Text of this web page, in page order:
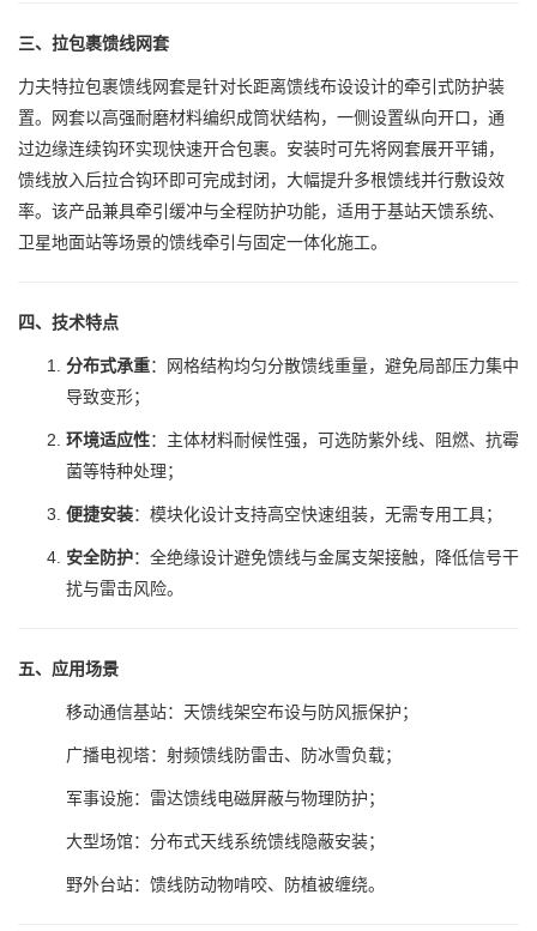
三、拉包裹馈线网套
力夫特拉包裹馈线网套是针对长距离馈线布设设计的牵引式防护装
置。网套以高强耐磨材料编织成筒状结构，一侧设置纵向开口，通
过边缘连续钩环实现快速开合包裹。安装时可先将网套展开平铺，
馈线放入后拉合钩环即可完成封闭，大幅提升多根馈线并行敷设效
率。该产品兼具牵引缓冲与全程防护功能，适用于基站天馈系统、
卫星地面站等场景的馈线牵引与固定一体化施工。
四、技术特点
分布式承重：网格结构均匀分散馈线重量，避免局部压力集中
导致变形；
环境适应性：主体材料耐候性强，可选防紫外线、阻燃、抗霉
菌等特种处理；
便捷安装：模块化设计支持高空快速组装，无需专用工具；
安全防护：全绝缘设计避免馈线与金属支架接触，降低信号干
扰与雷击风险。
五、应用场景
移动通信基站：天馈线架空布设与防风振保护；
广播电视塔：射频馈线防雷击、防冰雪负载；
军事设施：雷达馈线电磁屏蔽与物理防护；
大型场馆：分布式天线系统馈线隐蔽安装；
野外台站：馈线防动物啃咬、防植被缠绕。